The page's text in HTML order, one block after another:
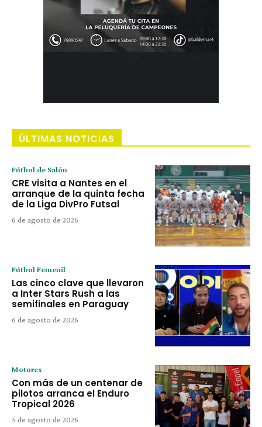
ÚLTIMAS NOTICIAS
Fútbol de Salón
CRE visita a Nantes en el
arranque de la quinta fecha
de la Liga DivPro Futsal
6 de agosto de 2026
Fútbol Femenil
Las cinco clave que llevaron
a Inter Stars Rush a las
semifinales en Paraguay
6 de agosto de 2026
Motores
Con más de un centenar de
pilotos arranca el Enduro
Tropical 2026
5 de agosto de 2026